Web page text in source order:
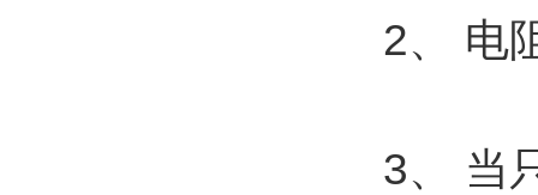
2、 电
3、 当